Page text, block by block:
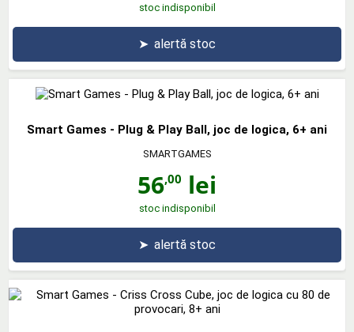
stoc indisponibil
➤ alertă stoc
Smart Games - Plug & Play Ball, joc de logica, 6+ ani
SMARTGAMES
56,00 lei
stoc indisponibil
➤ alertă stoc